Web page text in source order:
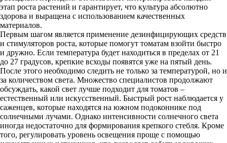
этап роста растений и гарантирует, что культура абсолютно
здорова и выращена с использованием качественных
материалов.
Первым шагом является применение дезинфицирующих средств
и стимуляторов роста, которые помогут томатам взойти быстро
и дружно. Если температура будет находиться в пределах от 21
до 27 градусов, крепкие всходы появятся уже на пятый день.
После этого необходимо следить не только за температурой, но и
за количеством света. Множество специалистов продолжают
обсуждать, какой свет лучше подходит для томатов –
естественный или искусственный. Быстрый рост наблюдается у
саженцев, которые находятся на южном подоконнике под
солнечными лучами. Однако интенсивности солнечного света
иногда недостаточно для формирования крепкого стебля. Кроме
того, регулировать уровень освещения проще с помощью